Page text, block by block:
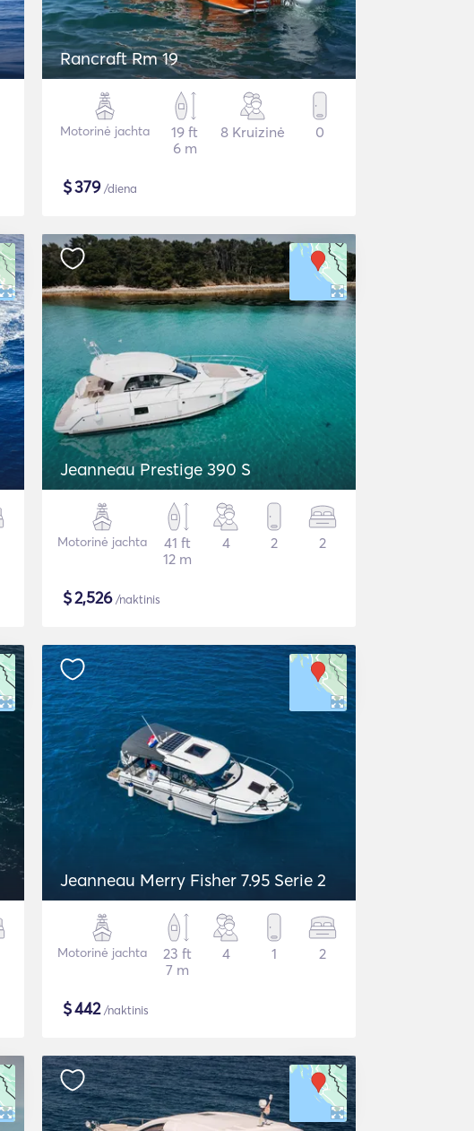
Rancraft Rm 19
Motorinė jachta
19 ft
6 m
8 Kruizinė 0
$379/diena
Jeanneau Prestige 390 S
Motorinė jachta
41 ft
12 m
4 2 2
$2,526/naktinis
Jeanneau Merry Fisher 7.95 Serie 2
Motorinė jachta
23 ft
7 m
4 1 2
$442/naktinis